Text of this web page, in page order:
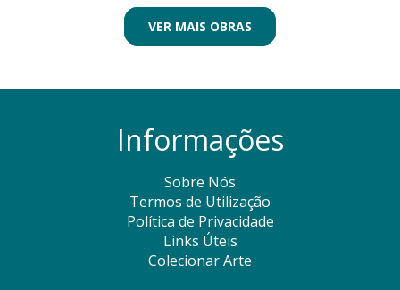
VER MAIS OBRAS
Informações
Sobre Nós
Termos de Utilização
Política de Privacidade
Links Úteis
Colecionar Arte